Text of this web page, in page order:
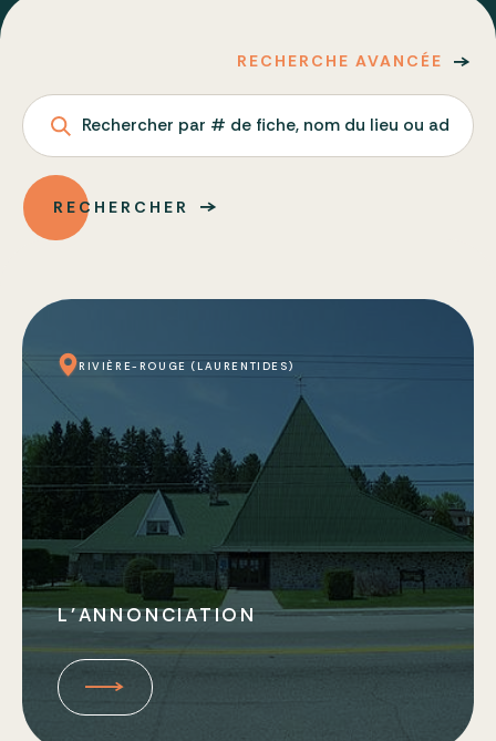
RECHERCHE AVANCÉE
Rechercher par # de fiche, nom du lieu ou adresse
RECHERCHER
RIVIÈRE-ROUGE (LAURENTIDES)
L’ANNONCIATION